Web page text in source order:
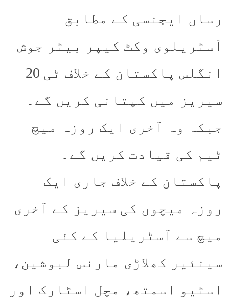
رساں ایجنسی کے مطابق
آسٹریلوی وکٹ کیپر بیٹر جوش
انگلس پاکستان کے خلاف ٹی 20
سیریز میں کپتانی کریں گے۔
جبکہ وہ آخری ایک روزہ میچ
ٹیم کی قیادت کریں گے۔
پاکستان کے خلاف جاری ایک
روزہ میچوں کی سیریز کے آخری
میچ سے آسٹریلیا کے کئی
سینئیر کھلاڑی مارنس لبوشین،
اسٹیو اسمتھ، مچل اسٹارک اور